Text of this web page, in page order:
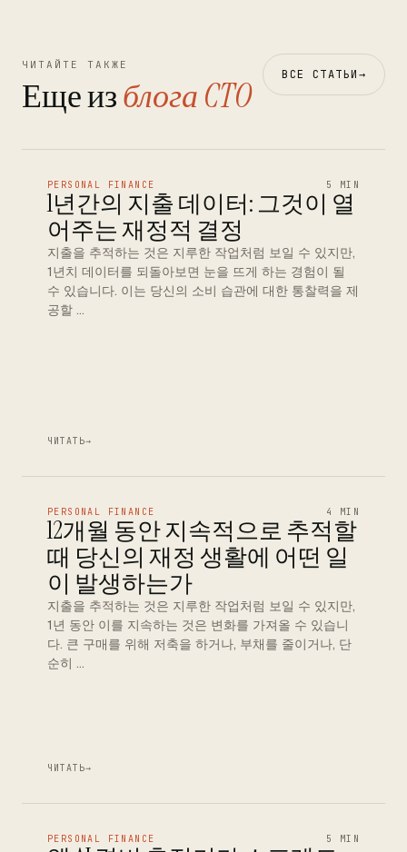
ЧИТАЙТЕ ТАКЖЕ
Еще изблога CTO ВСЕ СТАТЬИ→
PERSONAL FINANCE 5 MIN
1년간의 지출 데이터: 그것이 열
어주는 재정적 결정
지출을 추적하는 것은 지루한 작업처럼 보일 수 있지만,
1년치 데이터를 되돌아보면 눈을 뜨게 하는 경험이 될
수 있습니다. 이는 당신의 소비 습관에 대한 통찰력을 제
공할 …
ЧИТАТЬ→
PERSONAL FINANCE 4 MIN
12개월 동안 지속적으로 추적할
때 당신의 재정 생활에 어떤 일
이 발생하는가
지출을 추적하는 것은 지루한 작업처럼 보일 수 있지만,
1년 동안 이를 지속하는 것은 변화를 가져올 수 있습니
다. 큰 구매를 위해 저축을 하거나, 부채를 줄이거나, 단
순히 …
ЧИТАТЬ→
PERSONAL FINANCE 5 MIN